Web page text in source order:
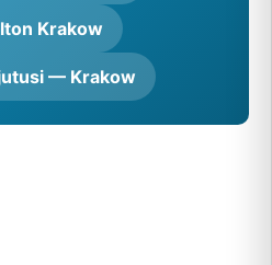
Krakow
— Krakow